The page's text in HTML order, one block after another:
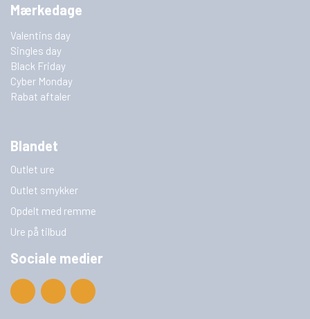
Mærkedage
Valentins day
Singles day
Black Friday
Cyber Monday
Rabat aftaler
Blandet
Outlet ure
Outlet smykker
Opdelt med remme
Ure på tilbud
Sociale medier